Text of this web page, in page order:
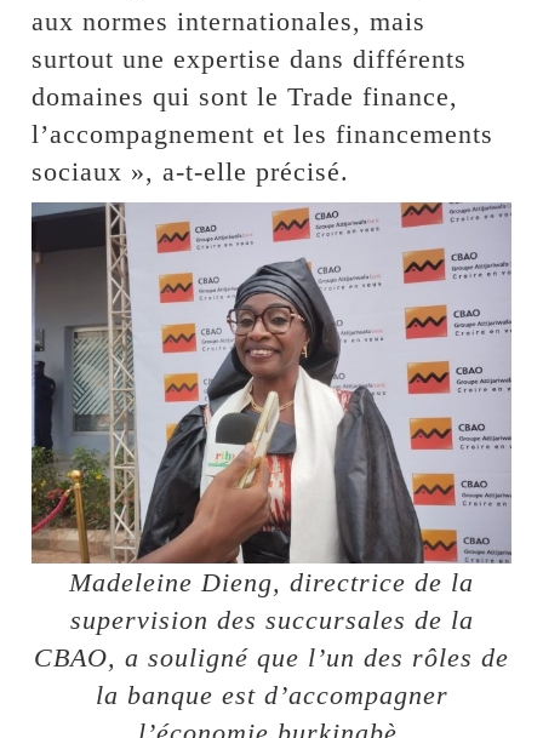
aux normes internationales, mais
surtout une expertise dans différents
domaines qui sont le Trade finance,
l’accompagnement et les financements
sociaux », a-t-elle précisé.
Madeleine Dieng, directrice de la
supervision des succursales de la
CBAO, a souligné que l’un des rôles de
la banque est d’accompagner